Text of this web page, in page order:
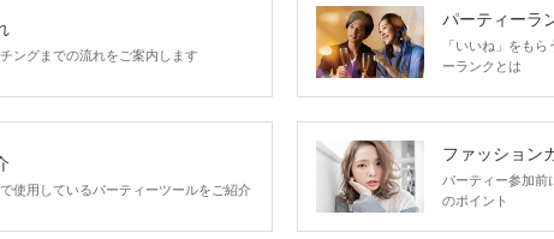
ングまでの流れをご案内します
パーティーラ
「いいね」をも
ーランクとは
使用しているパーティーツールをご紹介
ファッション
パーティー参加前
のポイント